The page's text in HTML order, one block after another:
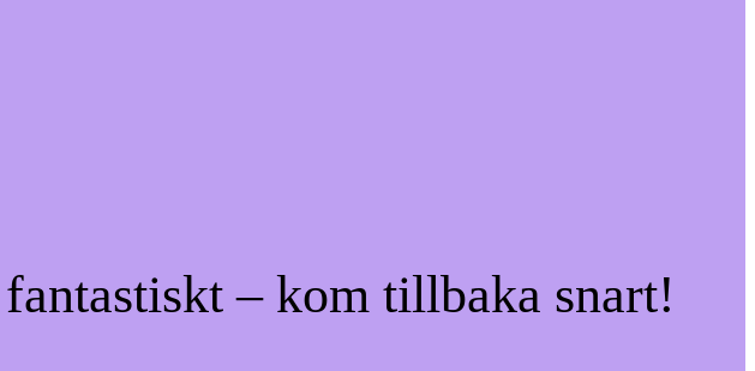
– kom tillbaka snart!